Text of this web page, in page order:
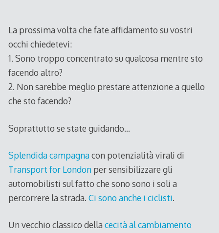
La prossima volta che fate affidamento su vostri
occhi chiedetevi:
1. Sono troppo concentrato su qualcosa mentre sto
facendo altro?
2. Non sarebbe meglio prestare attenzione a quello
che sto facendo?
Soprattutto se state guidando…
Splendida campagnacon potenzialità virali di
Transport for Londonper sensibilizzare gli
automobilisti sul fatto che sono sono i soli a
percorrere la strada. Ci sono anche i ciclisti.
Un vecchio classico dellacecità al cambiamento